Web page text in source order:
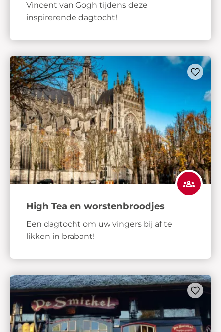
Vincent van Gogh tijdens deze
inspirerende dagtocht!
High Tea en worstenbroodjes
Een dagtocht om uw vingers bij af te
likken in brabant!